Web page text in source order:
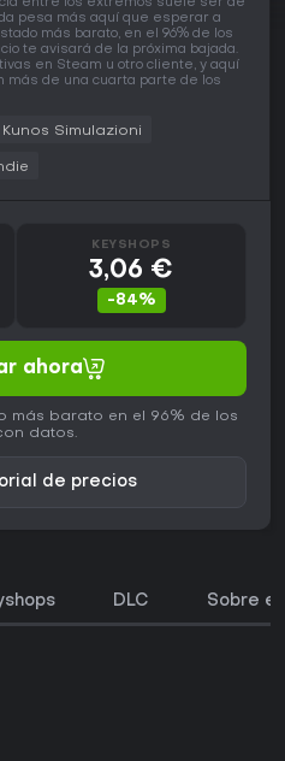
entre los extremos suele ser de
pesa más aquí que esperar a
más barato, en el 96% de los
te avisará de la próxima bajada.
en Steam u otro cliente, y aquí
más de una cuarta parte de los
Kunos Simulazioni
KEYSHOPS
3,06 €
-84%
ahora
más barato en el 96% de los
datos.
de precios
DLC Sobre